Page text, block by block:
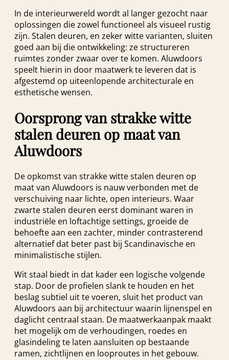
In de interieurwereld wordt al langer gezocht naar
oplossingen die zowel functioneel als visueel rustig
zijn. Stalen deuren, en zeker witte varianten, sluiten
goed aan bij die ontwikkeling: ze structureren
ruimtes zonder zwaar over te komen. Aluwdoors
speelt hierin in door maatwerk te leveren dat is
afgestemd op uiteenlopende architecturale en
esthetische wensen.
Oorsprong van strakke witte
stalen deuren op maat van
Aluwdoors
De opkomst van strakke witte stalen deuren op
maat van Aluwdoors is nauw verbonden met de
verschuiving naar lichte, open interieurs. Waar
zwarte stalen deuren eerst dominant waren in
industriële en loftachtige settings, groeide de
behoefte aan een zachter, minder contrasterend
alternatief dat beter past bij Scandinavische en
minimalistische stijlen.
Wit staal biedt in dat kader een logische volgende
stap. Door de profielen slank te houden en het
beslag subtiel uit te voeren, sluit het product van
Aluwdoors aan bij architectuur waarin lijnenspel en
daglicht centraal staan. De maatwerkaanpak maakt
het mogelijk om de verhoudingen, roedes en
glasindeling te laten aansluiten op bestaande
ramen, zichtlijnen en looproutes in het gebouw.